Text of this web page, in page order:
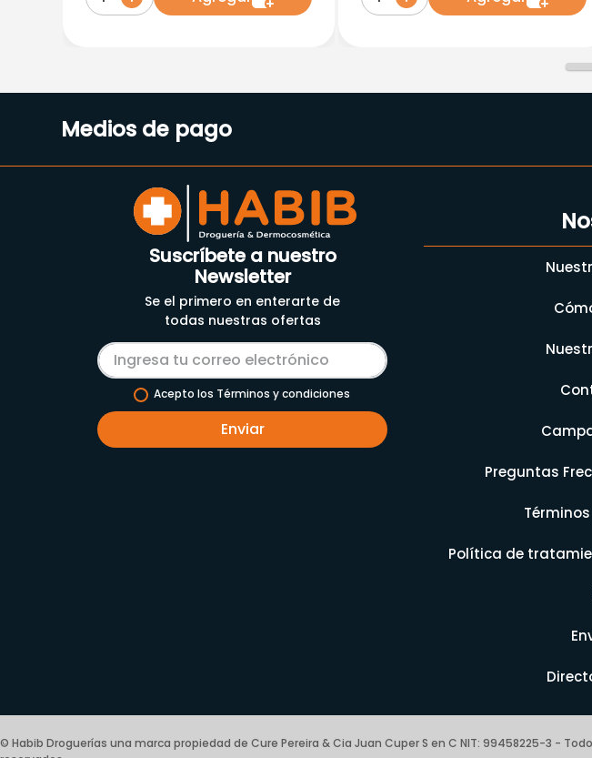
Medios de pago
Suscríbete a nuestro
Newsletter
Se el primero en enterarte de
todas nuestras ofertas
Acepto los Términos y condiciones
Enviar
Preguntas
Política de
© Habib Droguerías una marca propiedad de Cure Pereira & Cia Juan Cuper S en C NIT: 99458225-3 -